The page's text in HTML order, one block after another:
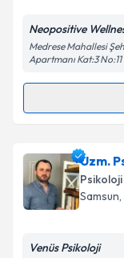
Neopositive
Medrese Mahallesi
Apartmanı Kat:3
Randevu
Psk.
oluşturun.
takvim
Uzm.
Psikoloji
Samsun
Venüs Psikoloji